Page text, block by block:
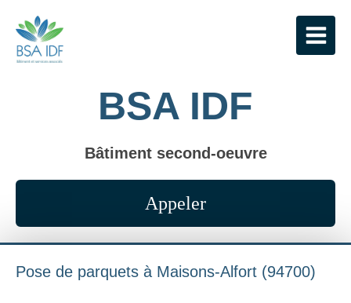
BSA IDF
Bâtiment second-oeuvre
Appeler
Pose de parquets à Maisons-Alfort (94700)